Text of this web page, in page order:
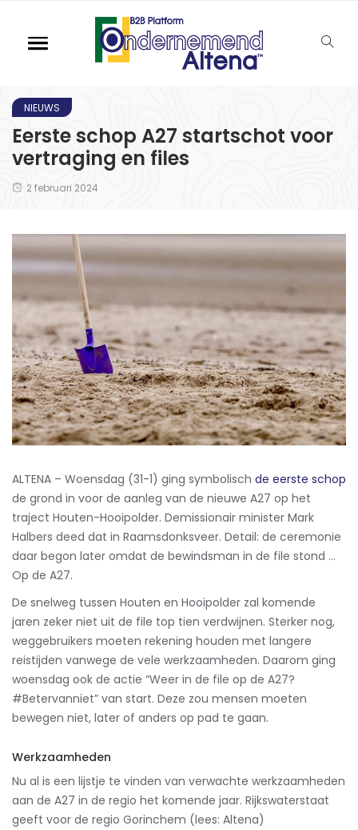
NIEUWS
Eerste schop A27 startschot voor
vertraging en files
2 februari 2024
ALTENA – Woensdag (31-1) ging symbolisch de eerste schop
de grond in voor de aanleg van de nieuwe A27 op het
traject Houten-Hooipolder. Demissionair minister Mark
Halbers deed dat in Raamsdonksveer. Detail: de ceremonie
daar begon later omdat de bewindsman in de file stond …
Op de A27.
De snelweg tussen Houten en Hooipolder zal komende
jaren zeker niet uit de file top tien verdwijnen. Sterker nog,
weggebruikers moeten rekening houden met langere
reistijden vanwege de vele werkzaamheden. Daarom ging
woensdag ook de actie “Weer in de file op de A27?
#Betervanniet” van start. Deze zou mensen moeten
bewegen niet, later of anders op pad te gaan.
Werkzaamheden
Nu al is een lijstje te vinden van verwachte werkzaamheden
aan de A27 in de regio het komende jaar. Rijkswaterstaat
geeft voor de regio Gorinchem (lees: Altena)